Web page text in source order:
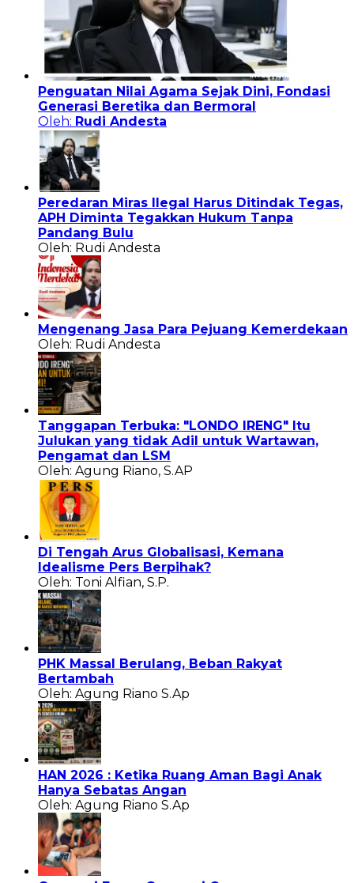
Penguatan Nilai Agama Sejak Dini, Fondasi
Generasi Beretika dan Bermoral
Oleh: Rudi Andesta
Peredaran Miras Ilegal Harus Ditindak Tegas,
APH Diminta Tegakkan Hukum Tanpa
Pandang Bulu
Oleh: Rudi Andesta
Mengenang Jasa Para Pejuang Kemerdekaan
Oleh: Rudi Andesta
Tanggapan Terbuka: "LONDO IRENG" Itu
Julukan yang tidak Adil untuk Wartawan,
Pengamat dan LSM
Oleh: Agung Riano, S.AP
Di Tengah Arus Globalisasi, Kemana
Idealisme Pers Berpihak?
Oleh: Toni Alfian, S.P.
PHK Massal Berulang, Beban Rakyat
Bertambah
Oleh: Agung Riano S.Ap
HAN 2026 : Ketika Ruang Aman Bagi Anak
Hanya Sebatas Angan
Oleh: Agung Riano S.Ap